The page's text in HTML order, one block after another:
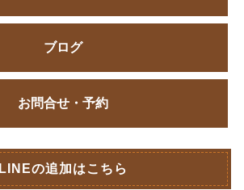
ブログ
お問合せ・予約
LINEの追加はこちら